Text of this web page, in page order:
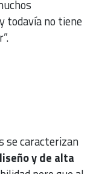
todavía no tiene
se caracterizan
y de alta